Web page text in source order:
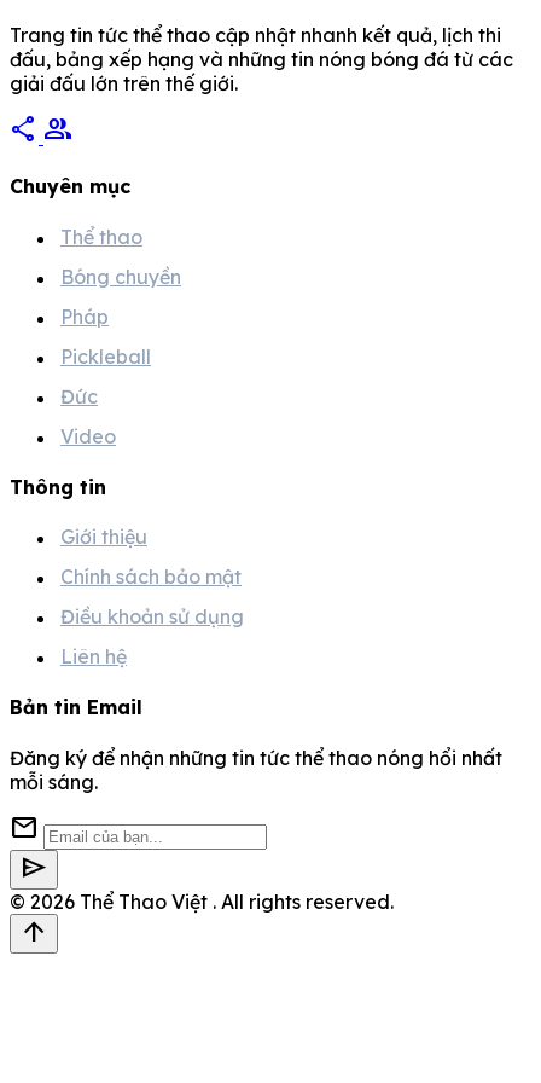
Trang tin tức thể thao cập nhật nhanh kết quả, lịch thi
đấu, bảng xếp hạng và những tin nóng bóng đá từ các
giải đấu lớn trên thế giới.
share group
Chuyên mục
Thể thao
Bóng chuyền
Pháp
Pickleball
Đức
Video
Thông tin
Giới thiệu
Chính sách bảo mật
Điều khoản sử dụng
Liên hệ
Bản tin Email
Đăng ký để nhận những tin tức thể thao nóng hổi nhất
mỗi sáng.
mail
send
© 2026 Thể Thao Việt . All rights reserved.
arrow_upward